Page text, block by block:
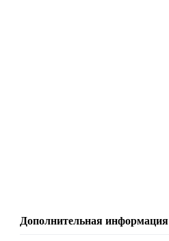
Дополнительная информация